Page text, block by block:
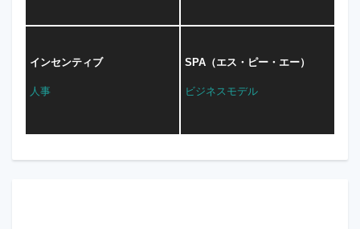
インセンティブ
人事
SPA（エス・ピー・エー）
ビジネスモデル